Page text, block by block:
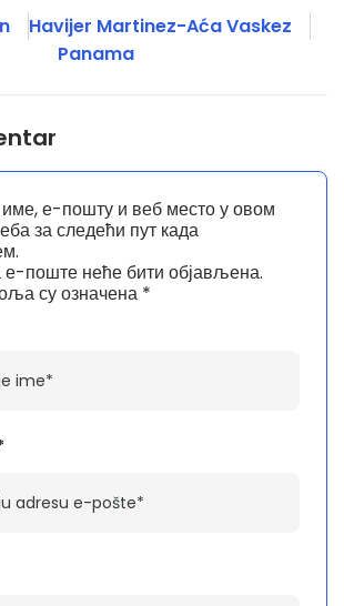
Havijer Martinez-Aća Vaskez
Panama
поште неће бити објављена.
су означена *
име, е-пошту и веб место у овом
за следећи пут када